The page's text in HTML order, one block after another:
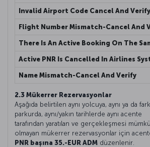
Invalid Airport Code Cancel And Verify
Flight Number Mismatch-Cancel And
There Is An Active Booking On The
Active PNR Is Cancelled In Airlines
Name Mismatch-Cancel And Verify
2.3 Mükerrer Rezervasyonlar
Aşağıda belirtilen aynı yolcuya, aynı ya da
parkurda, aynı/yakın tarihlerde aynı acente
tarafından yaratılan ve gerçekleşmesi
olmayan mükerrer rezervasyonlar için
PNR başına 35.-EUR ADM düzenlenir.